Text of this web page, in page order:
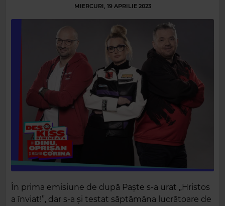
MIERCURI, 19 APRILIE 2023
În prima emisiune de după Paște s-a urat „Hristos
a înviat!”, dar s-a și testat săptămâna lucrătoare de